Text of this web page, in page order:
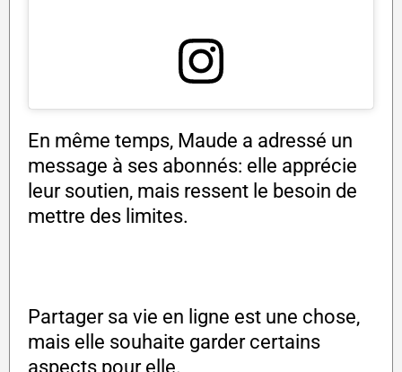
En même temps, Maude a adressé un
message à ses abonnés: elle apprécie
leur soutien, mais ressent le besoin de
mettre des limites.
Partager sa vie en ligne est une chose,
mais elle souhaite garder certains
aspects pour elle.